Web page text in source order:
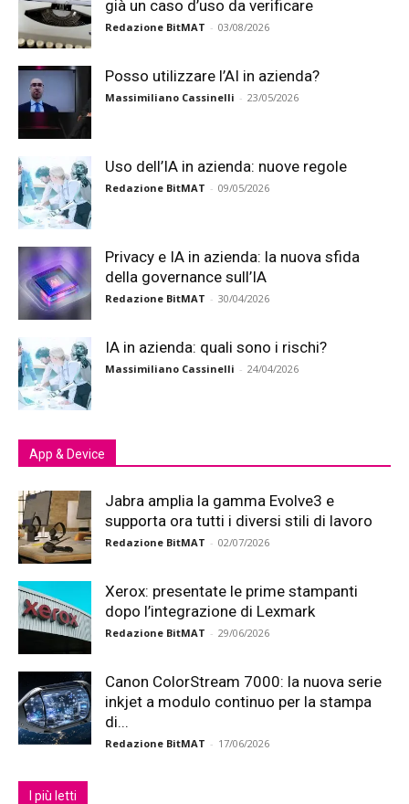
già un caso d’uso da verificare
Redazione BitMAT - 03/08/2026
Posso utilizzare l’AI in azienda?
Massimiliano Cassinelli - 23/05/2026
Uso dell’IA in azienda: nuove regole
Redazione BitMAT - 09/05/2026
Privacy e IA in azienda: la nuova sfida
della governance sull’IA
Redazione BitMAT - 30/04/2026
IA in azienda: quali sono i rischi?
Massimiliano Cassinelli - 24/04/2026
App & Device
Jabra amplia la gamma Evolve3 e
supporta ora tutti i diversi stili di lavoro
Redazione BitMAT - 02/07/2026
Xerox: presentate le prime stampanti
dopo l’integrazione di Lexmark
Redazione BitMAT - 29/06/2026
Canon ColorStream 7000: la nuova serie
inkjet a modulo continuo per la stampa
di...
Redazione BitMAT - 17/06/2026
I più letti